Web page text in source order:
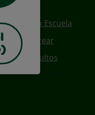
A La Escuela
Colorear
Para Adultos